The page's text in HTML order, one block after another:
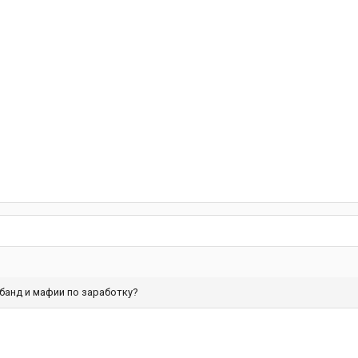
и мафии по заработку?